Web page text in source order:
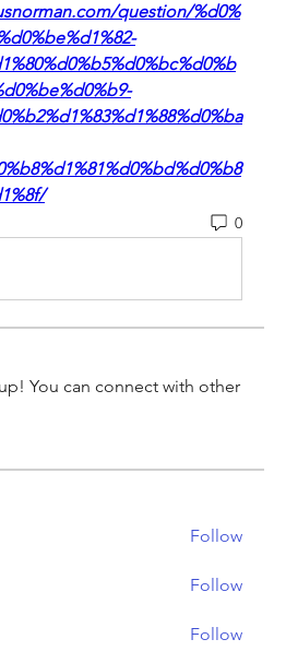
question/%d0%
0
You can connect with other
Follow
Follow
Follow